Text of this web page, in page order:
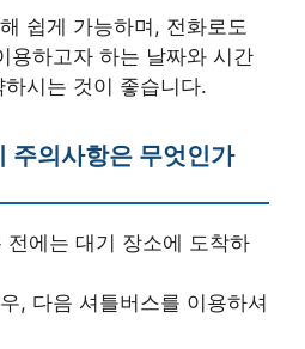
쉽게 가능하며, 전화로도
용하고자 하는 날짜와 시간
시는 것이 좋습니다.
주의사항은 무엇인가
전에는 대기 장소에 도착하
, 다음 셔틀버스를 이용하셔